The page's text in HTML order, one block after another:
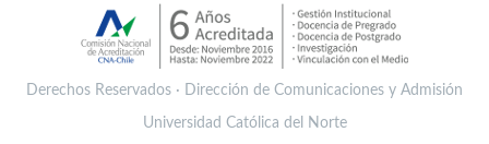
Derechos Reservados · Dirección de Comunicaciones y Admisión
Universidad Católica del Norte